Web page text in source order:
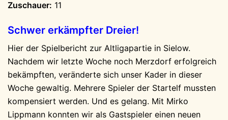
Zuschauer: 11
Schwer erkämpfter Dreier!
Hier der Spielbericht zur Altligapartie in Sielow.
Nachdem wir letzte Woche noch Merzdorf erfolgreich
bekämpften, veränderte sich unser Kader in dieser
Woche gewaltig. Mehrere Spieler der Startelf mussten
kompensiert werden. Und es gelang. Mit Mirko
Lippmann konnten wir als Gastspieler einen neuen